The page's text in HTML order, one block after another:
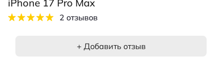
iPhone 17 Pro Max
2 отзывов
+ Добавить отзыв